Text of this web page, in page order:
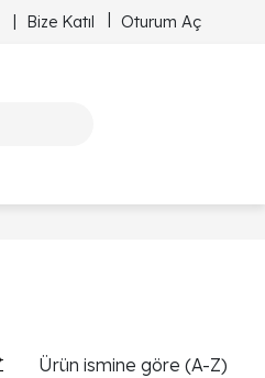
Bize Katıl Oturum Aç
Ürün ismine göre (A-Z)